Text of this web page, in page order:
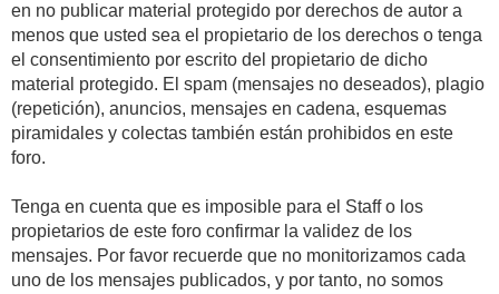
en no publicar material protegido por derechos de autor a
menos que usted sea el propietario de los derechos o tenga
el consentimiento por escrito del propietario de dicho
material protegido. El spam (mensajes no deseados), plagio
(repetición), anuncios, mensajes en cadena, esquemas
piramidales y colectas también están prohibidos en este
foro.
Tenga en cuenta que es imposible para el Staff o los
propietarios de este foro confirmar la validez de los
mensajes. Por favor recuerde que no monitorizamos cada
uno de los mensajes publicados, y por tanto, no somos